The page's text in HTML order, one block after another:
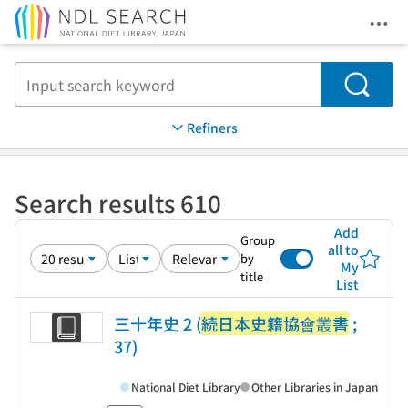
Search
Refiners
Search results 610
Group
by
title
Add
all to
My
List
三十年史 2 (続日本史籍協會叢書 ;
37)
National Diet Library Other Libraries in Japan